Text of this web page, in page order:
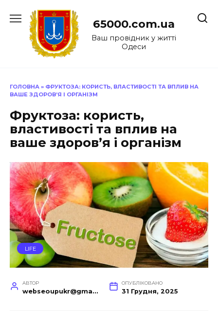
до
65000.com.ua
Ваш провідник у житті
Одеси
ГОЛОВНА » ФРУКТОЗА: КОРИСТЬ, ВЛАСТИВОСТІ ТА ВПЛИВ НА
ВАШЕ ЗДОРОВ’Я І ОРГАНІЗМ
Фруктоза: користь,
властивості та вплив на
ваше здоров’я і організм
LIFE
АВТОР
webseoupukr@gmail.com
ОПУБЛІКОВАНО
31 Грудня, 2025